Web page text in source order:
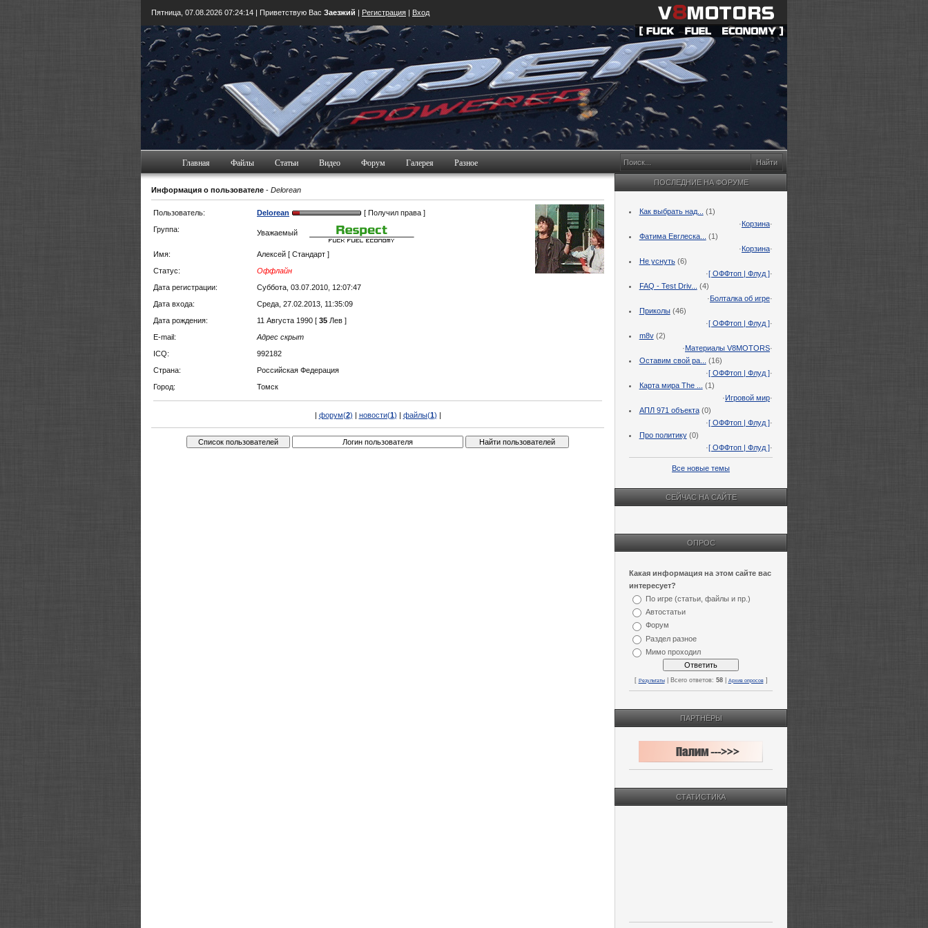
Пятница, 07.08.2026 07:24:14 | Приветствую Вас Заезжий | Регистрация | Вход
Главная Файлы Статьи Видео Форум Галерея Разное
Информация о пользователе - Delorean
Пользователь: Delorean
[ Получил права ]
Группа:
Уважаемый
Имя:
Алексей [ Стандарт ]
Статус:
Оффлайн
Дата регистрации:
Суббота, 03.07.2010, 12:07:47
Дата входа:
Среда, 27.02.2013, 11:35:09
Дата рождения:
11 Августа 1990 [ 35 Лев ]
E-mail:
Адрес скрыт
ICQ:
992182
Страна:
Российская Федерация
Город:
Томск
форум(2) новости(1) файлы(1)
ПОСЛЕДНИЕ НА ФОРУМЕ
Как выбрать над...
(1)
·Корзина·
Фатима Евглеска...
(1)
·Корзина·
Не уснуть (6)
·[ ОФФтоп | Флуд ]·
FAQ - Test Driv...
(4)
·Болталка об игре·
Приколы (46)
·[ ОФФтоп | Флуд ]·
m8v (2)
·Материалы V8MOTORS·
Оставим свой ра...
(16)
·[ ОФФтоп | Флуд ]·
Карта мира The ...
(1)
·Игровой мир·
АПЛ 971 объекта (0)
·[ ОФФтоп | Флуд ]·
Про политику (0)
·[ ОФФтоп | Флуд ]·
Все новые темы
СЕЙЧАС НА САЙТЕ
ОПРОС
Какая информация на этом сайте вас
интересует?
По игре (статьи, файлы и пр.)
Автостатьи
Форум
Раздел разное
Мимо проходил
[ Результаты| Всего ответов: 58| Архив опросов]
ПАРТНЁРЫ
СТАТИСТИКА